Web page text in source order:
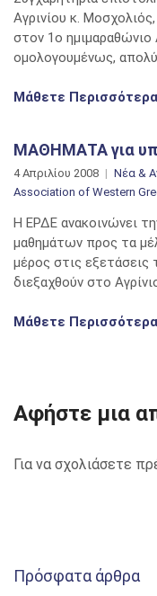
Αγρινίου κ.
στον 1ο ημιμαραθώνιο
ομολογουμένως,
Μάθετε Περισσότερα
ΜΑΘΗΜΑΤΑ για
4 Απριλίου 2008 Νέα &
Association of Western
Η ΕΡΔΕ ανακοινώνει
μαθημάτων προς τα
μέρος στις εξετάσεις
διεξαχθούν στο
Μάθετε Περισσότερα
Αφήστε μια
Για να σχολιάσετε
Πρόσφατα άρθρα